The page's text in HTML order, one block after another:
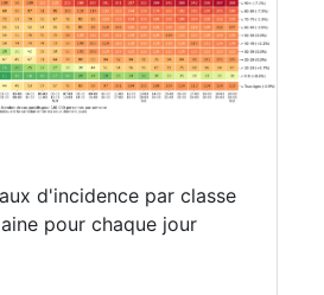
d'incidence par classe
pour chaque jour